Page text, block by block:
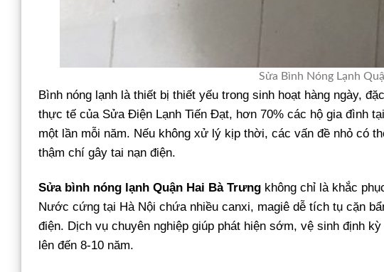
Sửa Bình Nóng Lạnh
Bình nóng lạnh là thiết bị thiết yếu trong sinh hoạt hàng ngày,
thực tế của Sửa Điện Lạnh Tiến Đạt, hơn 70% các hộ gia đình
một lần mỗi năm. Nếu không xử lý kịp thời, các vấn đề nhỏ có
thậm chí gây tai nạn điện.
Sửa bình nóng lạnh Quận Hai Bà Trưng không chỉ là khắc
Nước cứng tại Hà Nội chứa nhiều canxi, magiê dễ tích tụ cặn
điện. Dịch vụ chuyên nghiệp giúp phát hiện sớm, vệ sinh định
lên đến 8-10 năm.